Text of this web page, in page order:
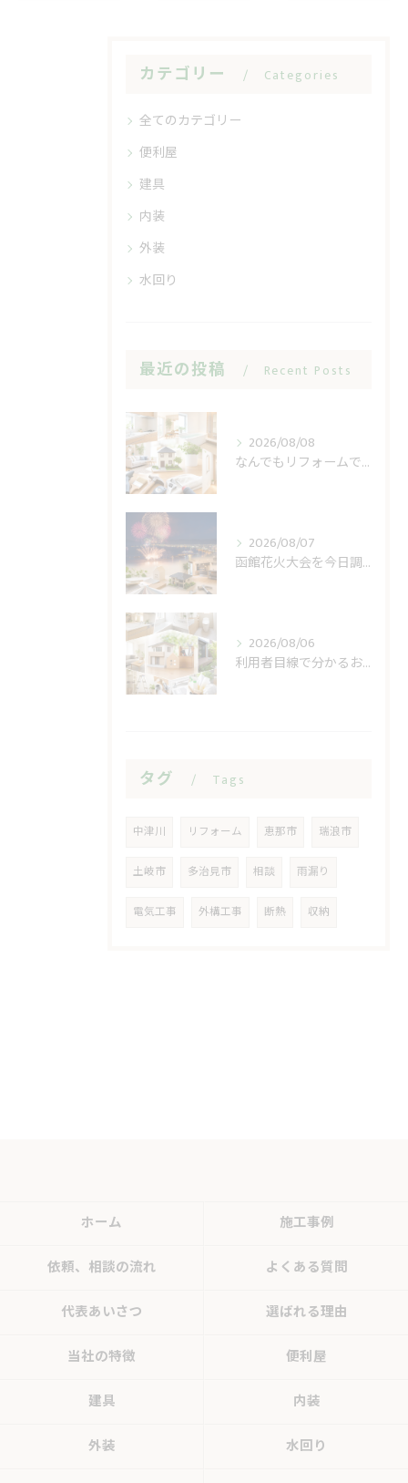
カテゴリー Categories
全てのカテゴリー
便利屋
建具
内装
外装
水回り
最近の投稿 Recent Posts
2026/08/08
なんでもリフォームで小修繕の費用不安を軽く
2026/08/07
函館花火大会を今日調べる前に見る開催日と順延
2026/08/06
利用者目線で分かるおうち工房たぐちの安心感
タグ Tags
中津川 リフォーム 恵那市 瑞浪市
土岐市 多治見市 相談 雨漏り
電気工事 外構工事 断熱 収納
ホーム 施工事例
依頼、相談の流れ よくある質問
代表あいさつ 選ばれる理由
当社の特徴 便利屋
建具 内装
外装 水回り